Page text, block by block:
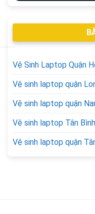
Vệ Sinh Laptop Quận
Vệ sinh laptop quận
Vệ sinh laptop quận
Vệ sinh laptop Tân
Vệ sinh laptop quận